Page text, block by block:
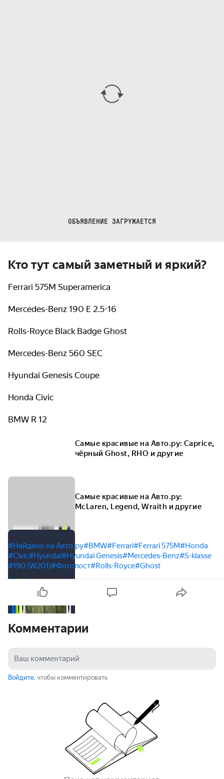
ОБЪЯВЛЕНИЕ ЗАГРУЖАЕТСЯ
Кто тут самый заметный и яркий?
Ferrari 575M Superamerica
Mercedes-Benz 190 E 2.5-16
Rolls-Royce Black Badge Ghost
Mercedes-Benz 560 SEC
Hyundai Genesis Coupe
Honda Civic
BMW R 12
Самые красивые на Авто.ру: Caprice,
чёрный Ghost, RHO и другие
Самые красивые на Авто.ру:
McLaren, Legend, Wraith и другие
#Найдено на Авто.ру#BMW#Ferrari#Ferrari 575M#Honda
#Civic#Hyundai#Hyundai Genesis#Mercedes-Benz#S-klasse
#190 (W201)#Фотопост#Rolls-Royce#Ghost
Комментарии
Войдите, чтобы комментировать